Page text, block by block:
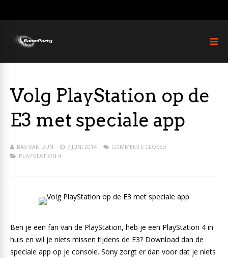
Volg PlayStation op de
E3 met speciale app
BAS VAN DUN 7 JUNI 2014
COMMENTS CLOSED
PLAYSTATION 4
Ben je een fan van de PlayStation, heb je een PlayStation 4 in
huis en wil je niets missen tijdens de E3? Download dan de
speciale app op je console. Sony zorgt er dan voor dat je niets